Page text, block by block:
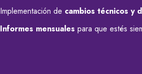
Implementación de cambios técnicos y
Informes mensuales para que estés